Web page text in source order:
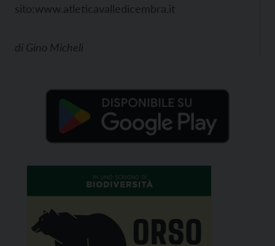
sito:www.atleticavalledicembra.it
di Gino Micheli